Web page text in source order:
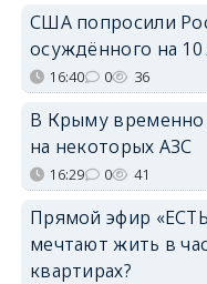
США попросили
осуждённого на
16:40 0 36
В Крыму временно
на некоторых АЗС
16:29 0 41
Прямой эфир
мечтают жить в
квартирах?